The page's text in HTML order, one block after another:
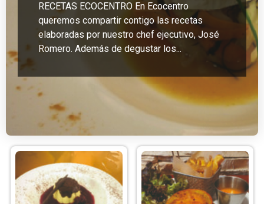
RECETAS ECOCENTRO En Ecocentro
queremos compartir contigo las recetas
elaboradas por nuestro chef ejecutivo, José
Romero. Además de degustar los...